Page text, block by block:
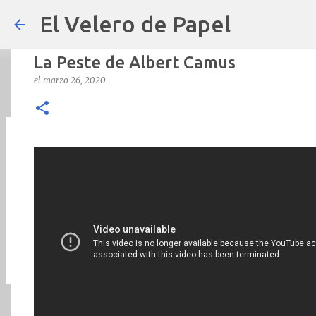
El Velero de Papel
POLÍTICAS PÚBLICAS y POBREZA
La Peste de Albert Camus
el marzo 26, 2020